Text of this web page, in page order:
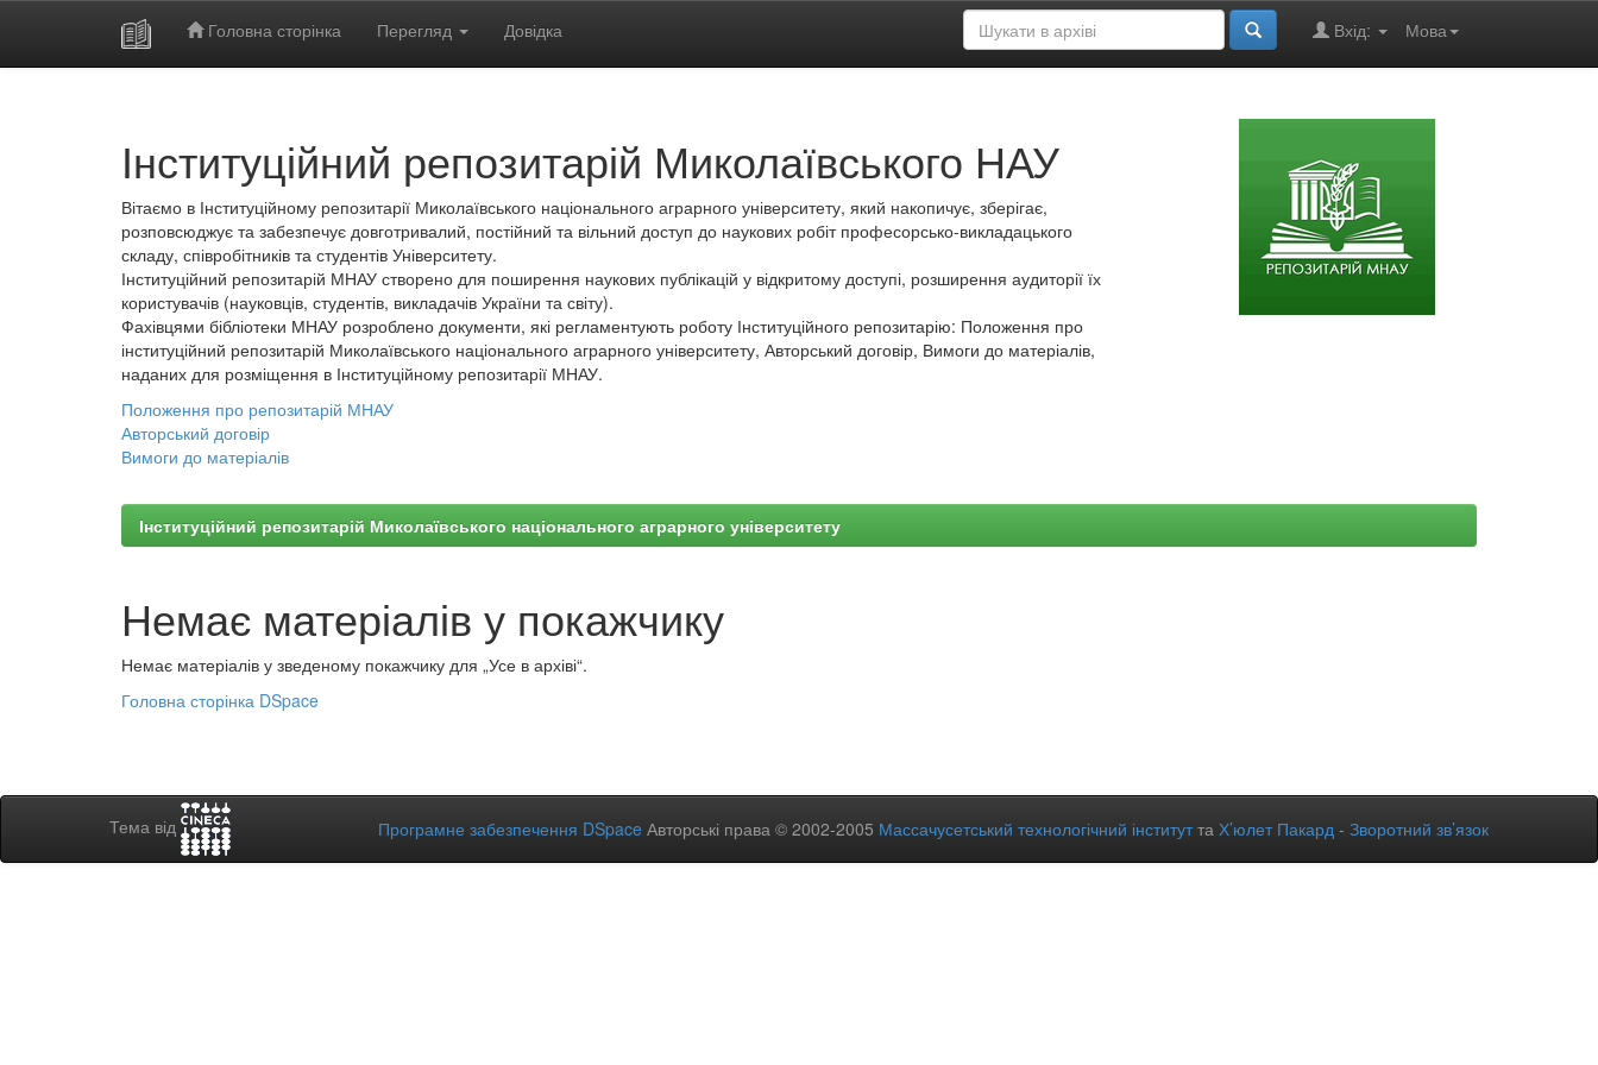
Головна сторінка Перегляд Довідка Мова
Вхід:
Інституційний репозитарій Миколаївського НАУ
Вітаємо в Інституційному репозитарії Миколаївського національного аграрного університету, який накопичує, зберігає,
розповсюджує та забезпечує довготривалий, постійний та вільний доступ до наукових робіт професорсько-викладацького
складу, співробітників та студентів Університету.
Інституційний репозитарій МНАУ створено для поширення наукових публікацій у відкритому доступі, розширення аудиторії їх
користувачів (науковців, студентів, викладачів України та світу).
Фахівцями бібліотеки МНАУ розроблено документи, які регламентують роботу Інституційного репозитарію: Положення про
інституційний репозитарій Миколаївського національного аграрного університету, Авторський договір, Вимоги до матеріалів,
наданих для розміщення в Інституційному репозитарії МНАУ.
Положення про репозитарій МНАУ
Авторський договір
Вимоги до матеріалів
Інституційний репозитарій Миколаївського національного аграрного університету
Немає матеріалів у покажчику
Немає матеріалів у зведеному покажчику для „Усе в архіві“.
Головна сторінка DSpace
Тема від Програмне забезпечення DSpace Авторські права © 2002-2005 Массачусетський технологічний інститутта Х’юлет Пакард - Зворотний зв’язок